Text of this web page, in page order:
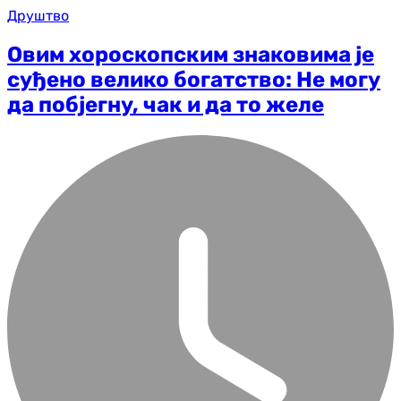
Друштво
Овим хороскопским знаковима је
суђено велико богатство: Не могу
да побјегну, чак и да то желе